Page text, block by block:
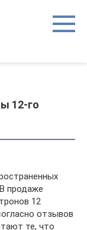
12-го
продаже
12
отзывов
те, что